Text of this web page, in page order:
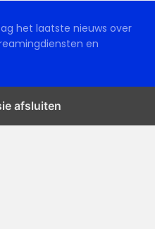
het laatste nieuws over
en
afsluiten